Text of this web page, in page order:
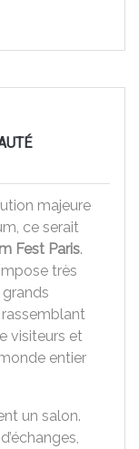
majeure
ce serait
Fest Paris.
très
visiteurs et
entier
un salon.